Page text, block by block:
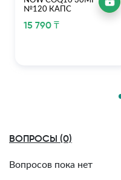
№120 КАПС
15 790 ₸
ВОПРОСЫ (0)
Вопросов пока нет